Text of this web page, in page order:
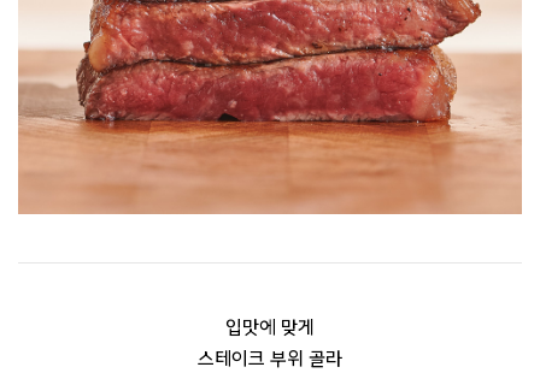
입맛에 맞게
스테이크 부위 골라